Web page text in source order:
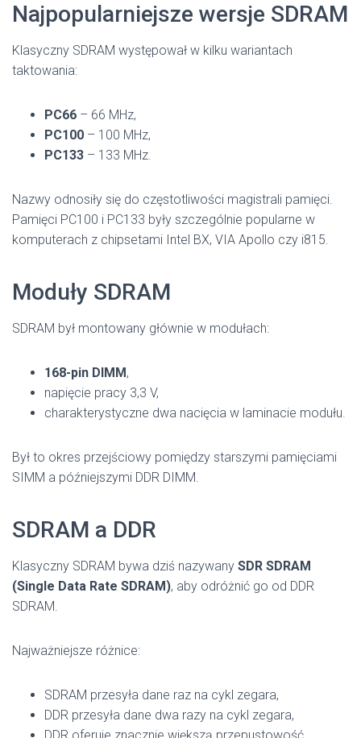
Najpopularniejsze wersje SDRAM
Klasyczny SDRAM występował w kilku wariantach
taktowania:
PC66 – 66 MHz,
PC100 – 100 MHz,
PC133 – 133 MHz.
Nazwy odnosiły się do częstotliwości magistrali pamięci.
Pamięci PC100 i PC133 były szczególnie popularne w
komputerach z chipsetami Intel BX, VIA Apollo czy i815.
Moduły SDRAM
SDRAM był montowany głównie w modułach:
168-pin DIMM,
napięcie pracy 3,3 V,
charakterystyczne dwa nacięcia w laminacie modułu.
Był to okres przejściowy pomiędzy starszymi pamięciami
SIMM a późniejszymi DDR DIMM.
SDRAM a DDR
Klasyczny SDRAM bywa dziś nazywany SDR SDRAM
(Single Data Rate SDRAM), aby odróżnić go od DDR
SDRAM.
Najważniejsze różnice:
SDRAM przesyła dane raz na cykl zegara,
DDR przesyła dane dwa razy na cykl zegara,